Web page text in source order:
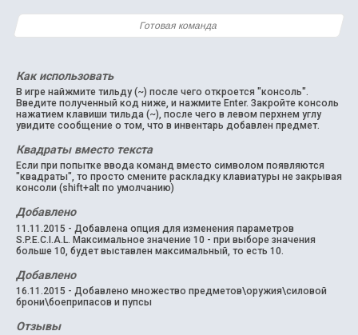
Как использовать
В игре найжмите тильду (~) после чего откроется "консоль".
Введите полученный код ниже, и нажмите Enter. Закройте консоль
нажатием клавиши тильда (~), после чего в левом перхнем углу
увидите сообщение о том, что в инвентарь добавлен предмет.
Квадраты вместо текста
Если при попытке ввода команд вместо символом появляются
"квадраты", то просто смените раскладку клавиатуры не закрывая
консоли (shift+alt по умолчанию)
Добавлено
11.11.2015 - Добавлена опция для изменения параметров
S.P.E.C.I.A.L. Максимальное значение 10 - при выборе значения
больше 10, будет выставлен максимальный, то есть 10.
Добавлено
16.11.2015 - Добавлено множество предметов\оружия\силовой
брони\боеприпасов и пупсы
Отзывы